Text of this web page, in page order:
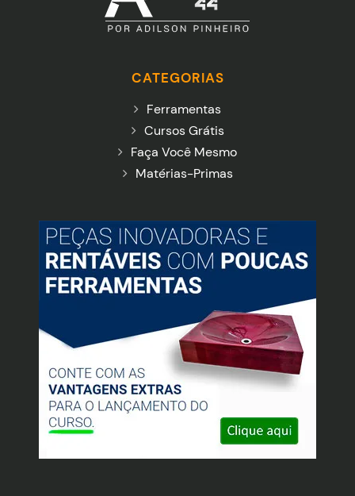
CATEGORIAS
Ferramentas
Cursos Grátis
Faça Você Mesmo
Matérias-Primas